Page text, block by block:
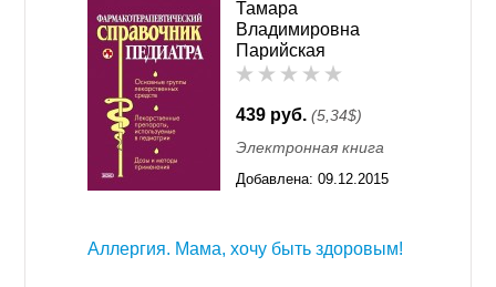
Тамара
Владимировна
Парийская
439 руб. (5,34$)
Электронная книга
Добавлена: 09.12.2015
Аллергия. Мама, хочу быть здоровым!